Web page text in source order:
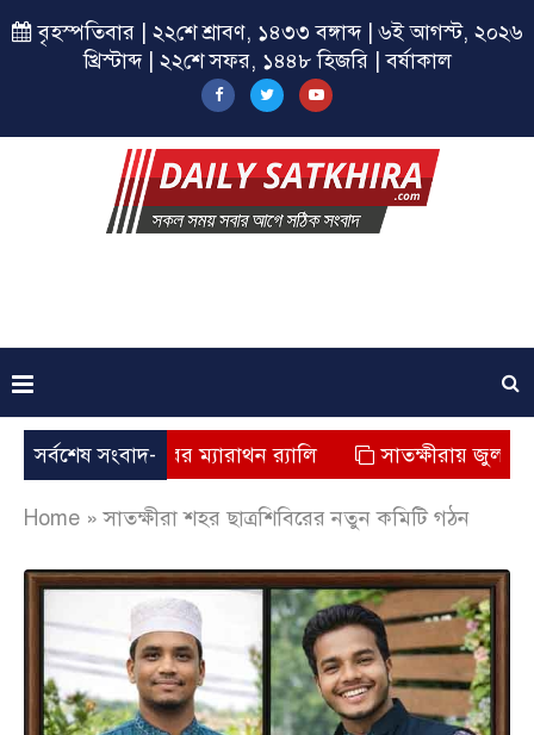
বৃহস্পতিবার | ২২শে শ্রাবণ, ১৪৩৩ বঙ্গাব্দ | ৬ই আগস্ট, ২০২৬
খ্রিস্টাব্দ | ২২শে সফর, ১৪৪৮ হিজরি | বর্ষাকাল
সর্বশেষ সংবাদ-ম্যারাথন র‌্যালি সাতক্ষীরায় জুলাই
Home »সাতক্ষীরা শহর ছাত্রশিবিরের নতুন কমিটি গঠন